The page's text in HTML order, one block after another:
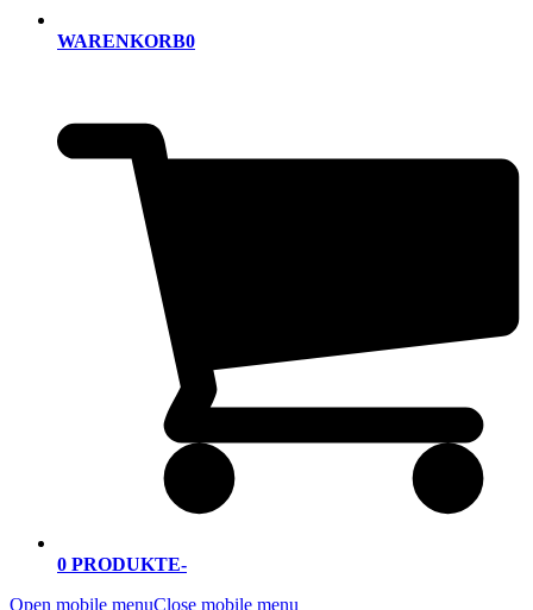
WARENKORB0
0 PRODUKTE-
Open mobile menuClose mobile menu